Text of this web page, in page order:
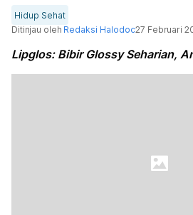
Hidup Sehat
Ditinjau oleh Redaksi Halodoc27 Februari
Lipglos: Bibir Glossy Seharian,